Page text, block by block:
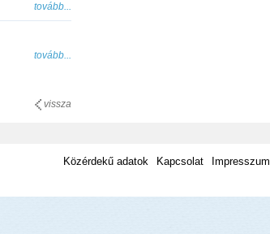
tovább...
tovább...
vissza
Közérdekű adatok Kapcsolat Impresszum